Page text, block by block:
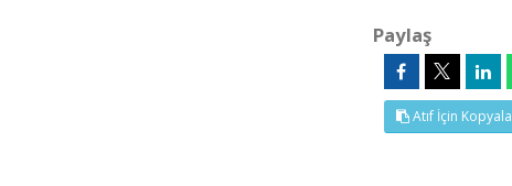
Paylaş
Atıf İçin Kopyala